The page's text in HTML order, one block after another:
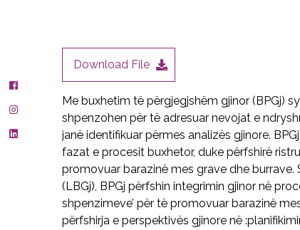
Download File
Me buxhetim të përgjegjshëm gjinor (BPGj)
shpenzohen për të adresuar nevojat e
janë identifikuar përmes analizës gjinore.
fazat e procesit buxhetor, duke përfshirë
promovuar barazinë mes grave dhe
(LBGj), BPGj përfshin integrimin gjinor në
shpenzimeve’ për të promovuar barazinë
përfshirja e perspektivës gjinore në